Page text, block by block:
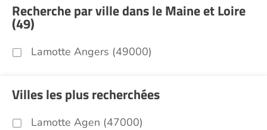
Recherche par ville dans le Maine et Loire
(49)
Lamotte Angers (49000)
Villes les plus recherchées
Lamotte Agen (47000)